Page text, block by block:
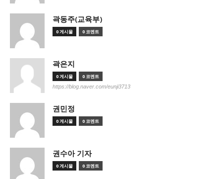
곽동주(교육부)
0 게시물 0 코멘트
곽은지
0 게시물 0 코멘트
https://blog.naver.com/eunji3713
권민정
0 게시물 0 코멘트
권수아 기자
0 게시물 0 코멘트